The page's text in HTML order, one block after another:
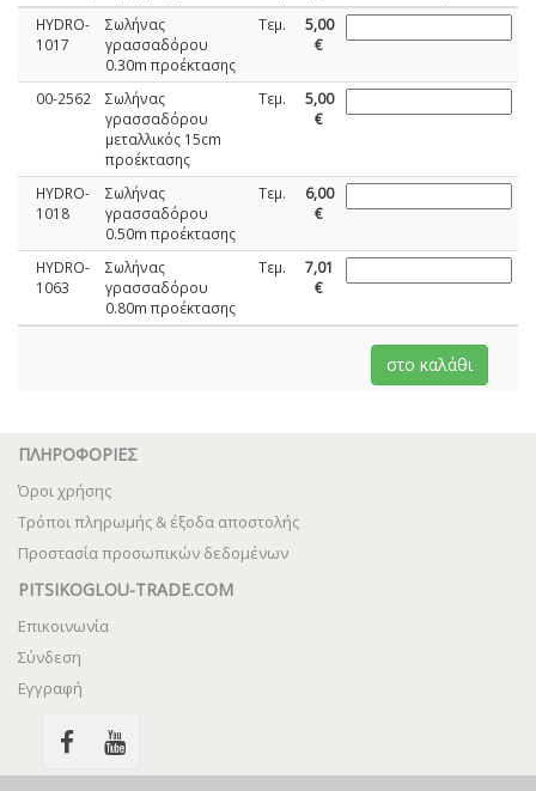
HYDRO-
1017
Σωλήνας
γρασσαδόρου
0.30m προέκτασης
Τεμ.
5,00
€
00-2562
Σωλήνας
γρασσαδόρου
μεταλλικός 15cm
προέκτασης
Τεμ.
5,00
€
HYDRO-
1018
Σωλήνας
γρασσαδόρου
0.50m προέκτασης
Τεμ.
6,00
€
HYDRO-
1063
Σωλήνας
γρασσαδόρου
0.80m προέκτασης
Τεμ.
7,01
€
ΠΛΗΡΟΦΟΡΙΕΣ
Όροι χρήσης
Τρόποι πληρωμής & έξοδα αποστολής
Προστασία προσωπικών δεδομένων
PITSIKOGLOU-TRADE.COM
Επικοινωνία
Σύνδεση
Εγγραφή